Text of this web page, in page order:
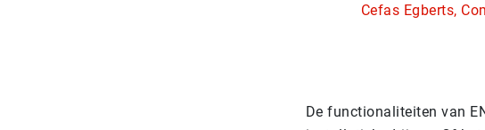
Cefas Egberts,
De functionaliteiten van